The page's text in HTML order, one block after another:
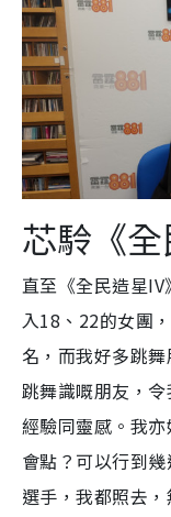
芯駖《
直至《全民造星
入18、22的女團
名，而我好多跳
跳舞識嘅朋友，
經驗同靈感。我
會點？可以行到
選手，我都照去